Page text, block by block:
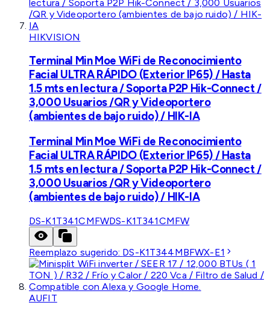
HIKVISION
Terminal Min Moe WiFi de Reconocimiento
Facial ULTRA RÁPIDO (Exterior IP65) / Hasta
1.5 mts en lectura / Soporta P2P Hik-Connect /
3,000 Usuarios /QR y Videoportero
(ambientes de bajo ruido) / HIK-IA
Terminal Min Moe WiFi de Reconocimiento
Facial ULTRA RÁPIDO (Exterior IP65) / Hasta
1.5 mts en lectura / Soporta P2P Hik-Connect /
3,000 Usuarios /QR y Videoportero
(ambientes de bajo ruido) / HIK-IA
DS-K1T341CMFWDS-K1T341CMFW
Reemplazo sugerido: DS-K1T344MBFWX-E1
AUFIT